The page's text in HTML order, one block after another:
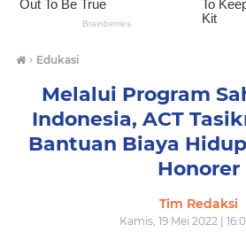
› Edukasi
Melalui Program
Indonesia, ACT
Bantuan Biaya
Honorer
Tim Redaksi
Kamis, 19 Mei 2022 |